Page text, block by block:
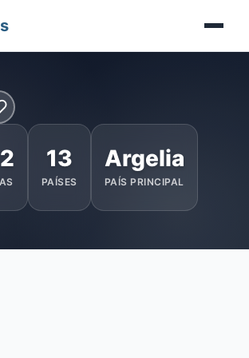
13
PAÍSES
Argelia
PAÍS PRINCIPAL